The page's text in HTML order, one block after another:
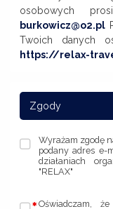
osobowych
burkowicz@o2.pl
Twoich danych
https://relax-
Zgody
Wyrażam zgodę
podany adres e-
działaniach
"RELAX"
Oświadczam,